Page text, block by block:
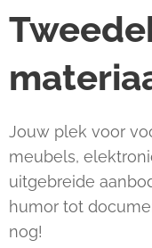
Jouw plek voor
meubels,
uitgebreide
humor tot
nog!